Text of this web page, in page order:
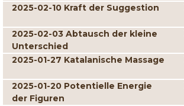
2025-02-10 Kraft der Suggestion
2025-02-03 Abtausch der kleine
Unterschied
2025-01-27 Katalanische Massage
2025-01-20 Potentielle Energie
der Figuren